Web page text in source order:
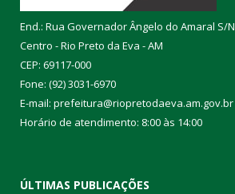
End.: Rua Governador Ângelo do Amaral S/N
Centro - Rio Preto da Eva - AM
CEP: 69117-000
Fone: (92) 3031-6970
E-mail: prefeitura@riopretodaeva.am.gov.br
Horário de atendimento: 8:00 às 14:00
ÚLTIMAS PUBLICAÇÕES